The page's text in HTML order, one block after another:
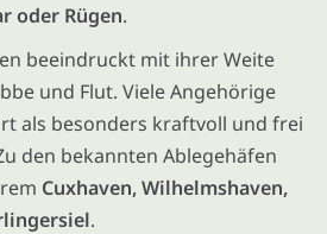
oder Rügen.
beeindruckt mit ihrer Weite
und Flut. Viele Angehörige
als besonders kraftvoll und frei
den bekannten Ablegehäfen
Cuxhaven, Wilhelmshaven,
.